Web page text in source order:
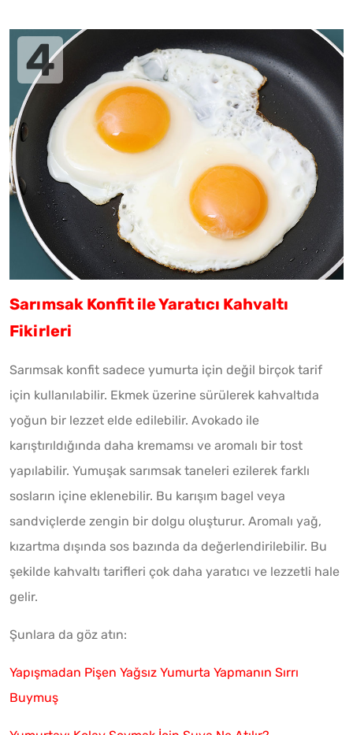
Sarımsak Konfit ile Yaratıcı Kahvaltı
Fikirleri
Sarımsak konfit sadece yumurta için değil birçok tarif
için kullanılabilir. Ekmek üzerine sürülerek kahvaltıda
yoğun bir lezzet elde edilebilir. Avokado ile
karıştırıldığında daha kremamsı ve aromalı bir tost
yapılabilir. Yumuşak sarımsak taneleri ezilerek farklı
sosların içine eklenebilir. Bu karışım bagel veya
sandviçlerde zengin bir dolgu oluşturur. Aromalı yağ,
kızartma dışında sos bazında da değerlendirilebilir. Bu
şekilde kahvaltı tarifleri çok daha yaratıcı ve lezzetli hale
gelir.
Şunlara da göz atın:
Yapışmadan Pişen Yağsız Yumurta Yapmanın Sırrı
Buymuş